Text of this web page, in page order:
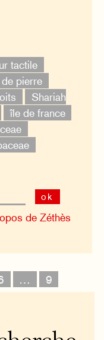
tactile
pierre
Shariah
île de france
ok
de Zéthès
… 9